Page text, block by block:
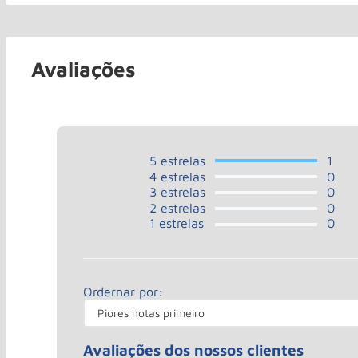
Avaliações
5 estrelas
4 estrelas
3 estrelas
2 estrelas
1 estrelas
1
0
0
0
0
Ordernar por:
Piores notas primeiro
Avaliações dos nossos clientes